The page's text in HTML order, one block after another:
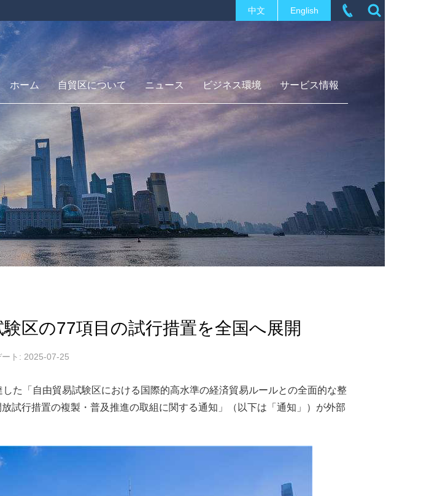
中文 English
ホーム 自貿区について ニュース ビジネス環境 サービス情報
験区の77項目の試行措置を全国へ展開
ート: 2025-07-25
た「自由貿易試験区における国際的高水準の経済貿易ルールとの全面的な整
試行措置の複製・普及推進の取組に関する通知」（以下は「通知」）が外部